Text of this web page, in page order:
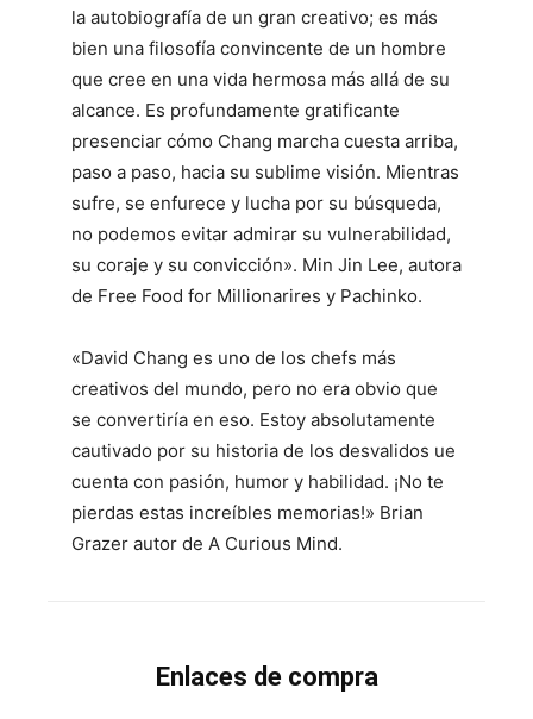
la autobiografía de un gran creativo; es más
bien una filosofía convincente de un hombre
que cree en una vida hermosa más allá de su
alcance. Es profundamente gratificante
presenciar cómo Chang marcha cuesta arriba,
paso a paso, hacia su sublime visión. Mientras
sufre, se enfurece y lucha por su búsqueda,
no podemos evitar admirar su vulnerabilidad,
su coraje y su convicción». Min Jin Lee, autora
de Free Food for Millionarires y Pachinko.
«David Chang es uno de los chefs más
creativos del mundo, pero no era obvio que
se convertiría en eso. Estoy absolutamente
cautivado por su historia de los desvalidos ue
cuenta con pasión, humor y habilidad. ¡No te
pierdas estas increíbles memorias!» Brian
Grazer autor de A Curious Mind.
Enlaces de compra